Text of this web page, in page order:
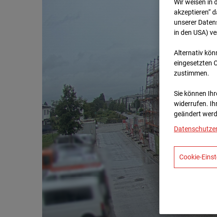
Wir weisen in
akzeptieren“
unserer
in den USA)
Alternativ
eingesetzten
zustimmen.
Sie können
widerrufen.
geändert
Cookie-